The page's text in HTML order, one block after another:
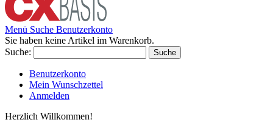
Menü Suche Benutzerkonto
Sie haben keine Artikel im Warenkorb.
Suche:
Suche
Benutzerkonto
Mein Wunschzettel
Anmelden
Herzlich Willkommen!